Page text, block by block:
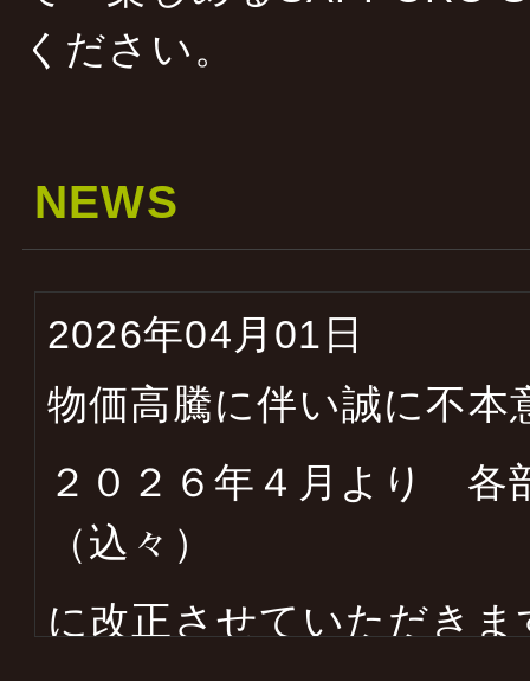
ください。
NEWS
2026年04月01日
物価高騰に伴い誠に不本
２０２６年４月より
（込々）
に改正させていただき